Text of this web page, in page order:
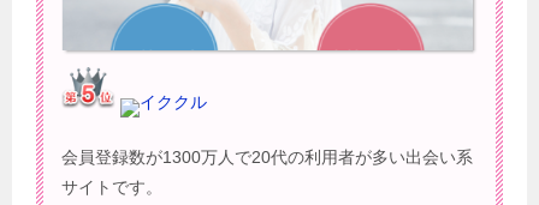
イククル
会員登録数が1300万人で20代の利用者が多い出会い系
サイトです。